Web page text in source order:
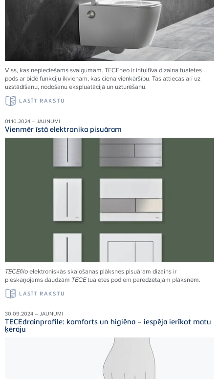
Viss, kas nepieciešams svaigumam. TECEneo ir intuitīva dizaina tualetes
pods ar bidē funkciju ikvienam, kas ciena vienkāršību. Tas attiecas arī uz
uzstādīšanu, nodošanu ekspluatācijā un uzturēšanu.
LASĪT RAKSTU
01.10.2024 – JAUNUMI
Vienmēr īstā elektronika pisuāram
TECEfiloelektroniskās skalošanas plāksnes pisuāram dizains ir
pieskaņojams daudzām TECEtualetes podiem paredzētajām plāksnēm.
LASĪT RAKSTU
30.09.2024 – JAUNUMI
TECEdrainprofile: komforts un higiēna – iespēja ierīkot matu
ķērāju